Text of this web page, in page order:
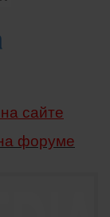
сайте
форуме